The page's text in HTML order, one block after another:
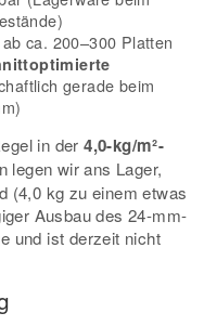
ca. 200–300 Platten
gerade beim
in der4,0-kg/m²-
legen wir ans Lager,
(4,0 kg zu einem etwas
Ausbau des 24-mm-
und ist derzeit nicht